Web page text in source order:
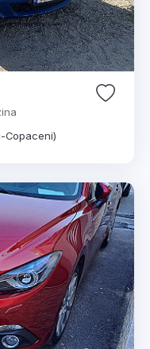
Copaceni)